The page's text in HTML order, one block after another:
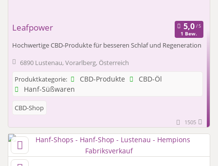
Leafpower
1 Bew.
Hochwertige CBD-Produkte für besseren Schlaf und Regeneration
6890 Lustenau, Vorarlberg, Österreich
Produktkategorie:
CBD-Produkte
CBD-Öl
Hanf-Süßwaren
CBD-Shop
1505